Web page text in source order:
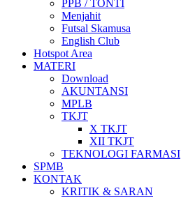
PPB / TONTI
Menjahit
Futsal Skamusa
English Club
Hotspot Area
MATERI
Download
AKUNTANSI
MPLB
TKJT
X TKJT
XII TKJT
TEKNOLOGI FARMASI
SPMB
KONTAK
KRITIK & SARAN